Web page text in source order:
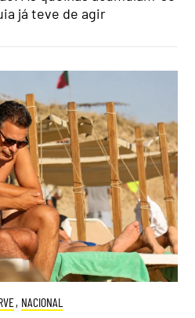
já teve de agir
, NACIONAL